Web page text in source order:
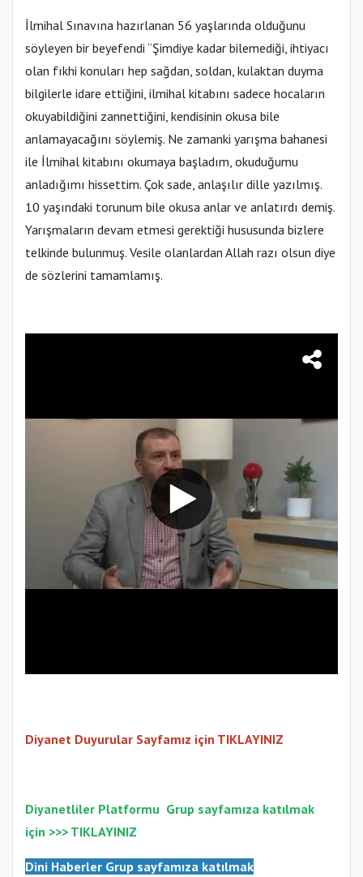
İlmihal Sınavına hazırlanan 56 yaşlarında olduğunu
söyleyen bir beyefendi “Şimdiye kadar bilemediği, ihtiyacı
olan fıkhi konuları hep sağdan, soldan, kulaktan duyma
bilgilerle idare ettiğini, ilmihal kitabını sadece hocaların
okuyabildiğini zannettiğini, kendisinin okusa bile
anlamayacağını söylemiş. Ne zamanki yarışma bahanesi
ile İlmihal kitabını okumaya başladım, okuduğumu
anladığımı hissettim. Çok sade, anlaşılır dille yazılmış.
10 yaşındaki torunum bile okusa anlar ve anlatırdı demiş.
Yarışmaların devam etmesi gerektiği hususunda bizlere
telkinde bulunmuş. Vesile olanlardan Allah razı olsun diye
de sözlerini tamamlamış.
Diyanet Duyurular Sayfamız için TIKLAYINIZ
Diyanetliler Platformu Grup sayfamıza katılmak
için >>> TIKLAYINIZ
Dini Haberler Grup sayfamıza katılmak